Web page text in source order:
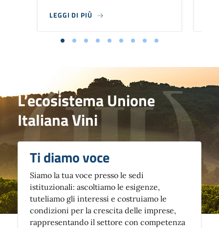
LEGGI DI PIÙ
L’ecosistema Unione
Italiana Vini
Ti diamo voce
Siamo la tua voce presso le sedi
istituzionali: ascoltiamo le esigenze,
tuteliamo gli interessi e costruiamo le
condizioni per la crescita delle imprese,
rappresentando il settore con competenza